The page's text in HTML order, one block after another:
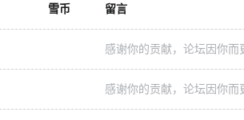
雪币 留言
感谢你的贡献，论坛因你而
感谢你的贡献，论坛因你而